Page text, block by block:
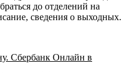
до отделений на
сведения о выходных.
Сбербанк Онлайн в